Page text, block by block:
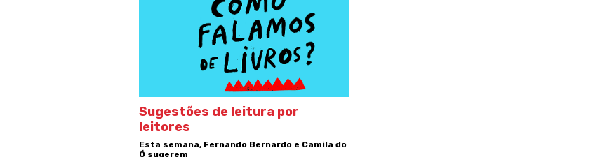
Sugestões de leitura por
leitores
Esta semana, Fernando Bernardo e Camila do
Ó sugerem